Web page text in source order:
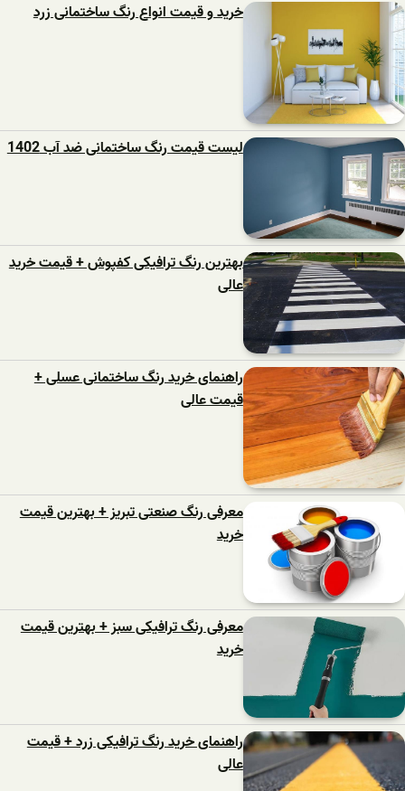
خرید و قیمت انواع رنگ ساختمانی زرد
لیست قیمت رنگ ساختمانی ضد آب 1402
بهترین رنگ ترافیکی کفپوش + قیمت خرید
عالی
راهنمای خرید رنگ ساختمانی عسلی +
قیمت عالی
معرفی رنگ صنعتی تبریز + بهترین قیمت
خرید
معرفی رنگ ترافیکی سبز + بهترین قیمت
خرید
راهنمای خرید رنگ ترافیکی زرد + قیمت
عالی